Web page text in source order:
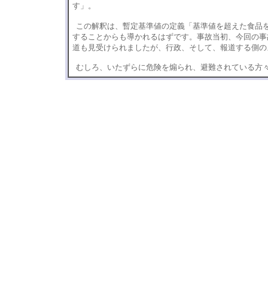
す」。
この解釈は、暫定基準値の定義「基準値を超えた食
することからも導かれるはずです。事故当初、今回の
道も見受けられましたが、行政、そして、報道する側
むしろ、いたずらに危険を煽られ、避難されている